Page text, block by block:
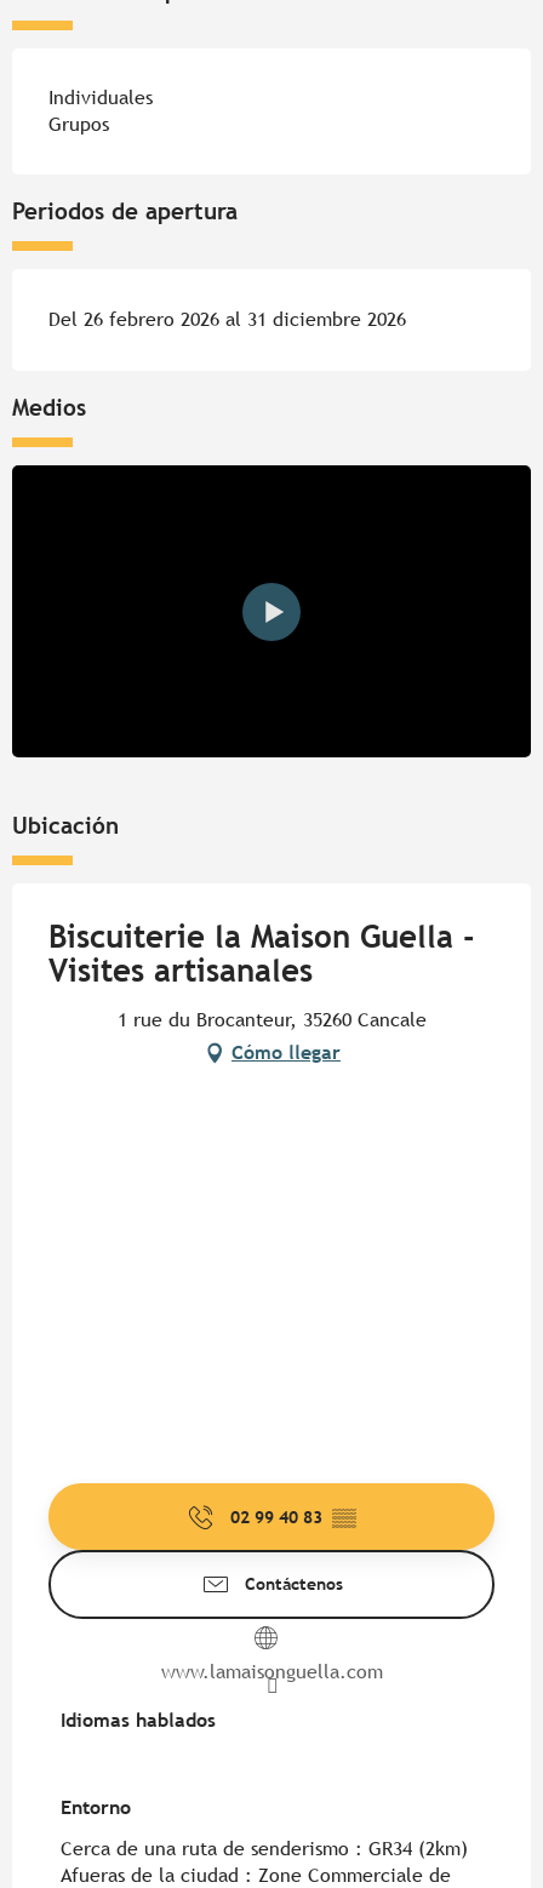
Individuales
Grupos
Periodos de apertura
Del 26 febrero 2026 al 31 diciembre 2026
Medios
Ubicación
Biscuiterie la Maison Guella -
Visites artisanales
1 rue du Brocanteur, 35260 Cancale
Cómo llegar
02 99 40 83 ▒▒
Contáctenos
www.lamaisonguella.com
Idiomas hablados
Idiomas hablados
Entorno
Entorno
Cerca de una ruta de senderismo : GR34 (2km)
Afueras de la ciudad : Zone Commerciale de